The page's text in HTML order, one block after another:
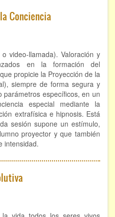
Conciencia
video-llamada). Valoración y
en la formación del
propicie la Proyección de la
siempre de forma segura y
parámetros específicos, en un
especial mediante la
extrafísica e hipnosis. Está
sesión supone un estímulo,
proyector y que también
intensidad.